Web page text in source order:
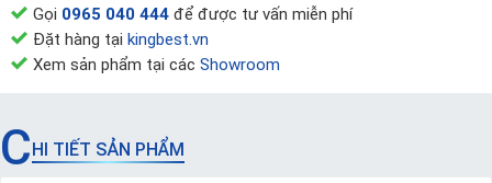
Gọi 0965 040 444 để được tư vấn miễn phí
Đặt hàng tại kingbest.vn
Xem sản phẩm tại các Showroom
CHI TIẾT SẢN PHẨM